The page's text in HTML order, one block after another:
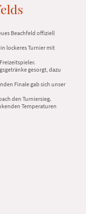
Beachfeld offiziell
lockeres Turnier mit
gesorgt, dazu
Finale gab sich unser
den Turniersieg.
Temperaturen